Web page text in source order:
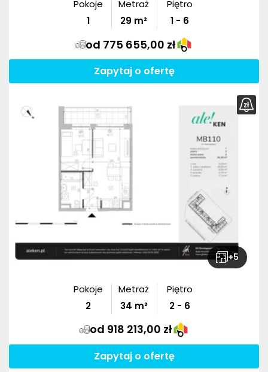
Pokoje
1
Metraż
29 m²
Piętro
1 - 6
od 775 655,00 zł
Zapytaj o ofertę
+5
Pokoje
2
Metraż
34 m²
Piętro
2 - 6
od 918 213,00 zł
Zapytaj o ofertę